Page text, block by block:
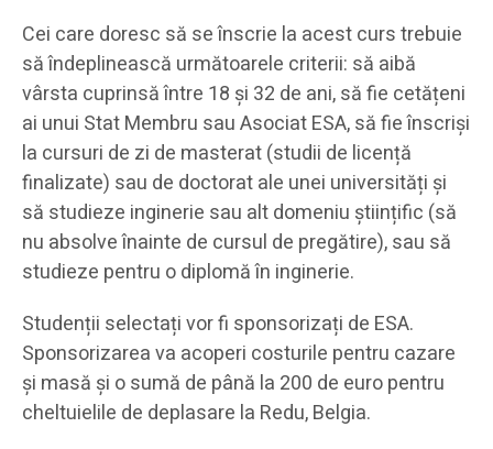
Cei care doresc să se înscrie la acest curs trebuie
să îndeplinească următoarele criterii: să aibă
vârsta cuprinsă între 18 și 32 de ani, să fie cetățeni
ai unui Stat Membru sau Asociat ESA, să fie înscriși
la cursuri de zi de masterat (studii de licență
finalizate) sau de doctorat ale unei universități și
să studieze inginerie sau alt domeniu științific (să
nu absolve înainte de cursul de pregătire), sau să
studieze pentru o diplomă în inginerie.
Studenții selectați vor fi sponsorizați de ESA.
Sponsorizarea va acoperi costurile pentru cazare
și masă și o sumă de până la 200 de euro pentru
cheltuielile de deplasare la Redu, Belgia.